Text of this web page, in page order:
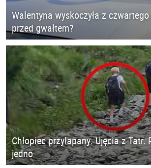
Walentyna wyskoczyła z
przed gwałtem?
Chłopiec przyłapany. Ujęcia z
jedno